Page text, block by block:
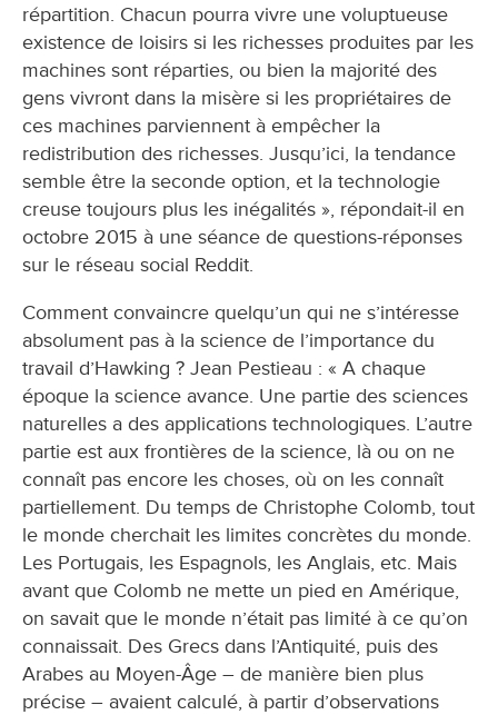
répartition. Chacun pourra vivre une voluptueuse
existence de loisirs si les richesses produites par les
machines sont réparties, ou bien la majorité des
gens vivront dans la misère si les propriétaires de
ces machines parviennent à empêcher la
redistribution des richesses. Jusqu’ici, la tendance
semble être la seconde option, et la technologie
creuse toujours plus les inégalités », répondait-il en
octobre 2015 à une séance de questions-réponses
sur le réseau social Reddit.
Comment convaincre quelqu’un qui ne s’intéresse
absolument pas à la science de l’importance du
travail d’Hawking ? Jean Pestieau : « A chaque
époque la science avance. Une partie des sciences
naturelles a des applications technologiques. L’autre
partie est aux frontières de la science, là ou on ne
connaît pas encore les choses, où on les connaît
partiellement. Du temps de Christophe Colomb, tout
le monde cherchait les limites concrètes du monde.
Les Portugais, les Espagnols, les Anglais, etc. Mais
avant que Colomb ne mette un pied en Amérique,
on savait que le monde n’était pas limité à ce qu’on
connaissait. Des Grecs dans l’Antiquité, puis des
Arabes au Moyen-Âge – de manière bien plus
précise – avaient calculé, à partir d’observations